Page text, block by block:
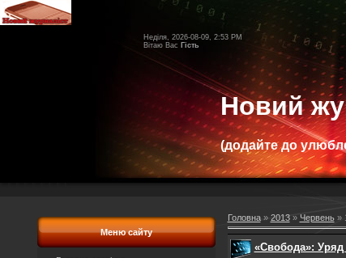
Неділя, 2026-08-09, 2:53 PM
Вітаю Вас Гість
Новий
(додайте до
Меню сайту
Головна» 2013 » Червень »
«Свобода»: Уряд